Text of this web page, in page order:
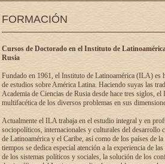
FORMACIÓN
Cursos de Doctorado en el Instituto de
Rusia
Fundado en 1961, el Instituto de Latinoamérica (ILA) es
de estudios sobre América Latina. Haciendo suyas las
Academia de Ciencias de Rusia desde hace tres siglos,
multifacética de los diversos problemas en sus
Actualmente el ILA trabaja en el estudio integral y en
sociopolíticos, internacionales y culturales del desarrollo
de Latinoamérica y el Caribe, así como de los países de
tiempos se dedica especial atención a la experiencia de
de los sistemas políticos y sociales, la solución de los